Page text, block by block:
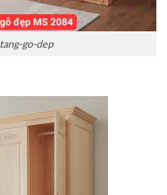
go-dep